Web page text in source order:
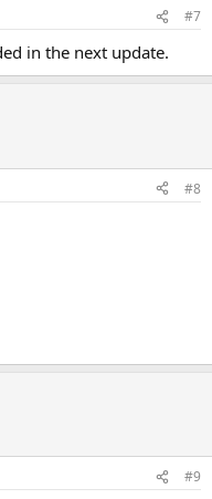
#7
in the next update.
#8
#9